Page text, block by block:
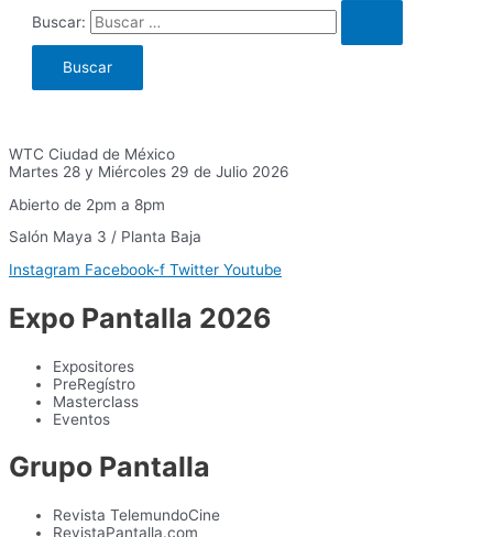
Buscar:
WTC Ciudad de México
Martes 28 y Miércoles 29 de Julio 2026
Abierto de 2pm a 8pm
Salón Maya 3 / Planta Baja
Instagram Facebook-f Twitter Youtube
Expo Pantalla 2026
Expositores
PreRegístro
Masterclass
Eventos
Grupo Pantalla
Revista TelemundoCine
RevistaPantalla.com